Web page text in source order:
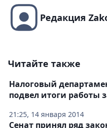
Редакция
Читайте также
21:25, 14 января 2014
Налоговый
подвел итоги работы
Сенат принял ряд